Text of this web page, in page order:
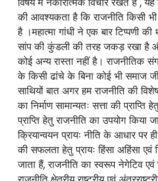
की आवश्यकता है कि राजनीति किसी
है ।महात्मा गांधी ने एक बार टिप्पणी
सांप की कुंडली की तरह जकड़ रखा है
कोई अन्य रास्ता नहीं है। राजनीतिक
के किसी ढांचे के बिना कोई भी समाज
साथियों बात अगर हम राजनीति की
का निर्माण सामान्यतः सत्ता की प्राप्ति
प्राप्ति हेतु राजनीति का उपयोग किया
क्रियान्वयन प्रायः नीति के आधार पर
की सफलता हेतु प्रायः हिंसा अहिंसा एवं
जाता हैं, राजनीति का स्वरूप नेगेटिव एवं